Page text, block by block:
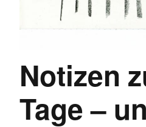
Notizen
Tage –